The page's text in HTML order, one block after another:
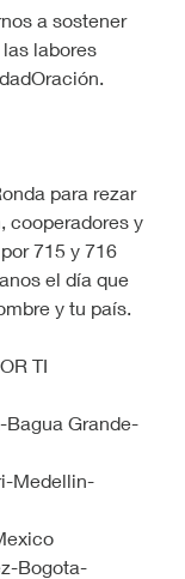
a sostener
labores
para rezar
cooperadores y
715 y 716
el día que
y tu país.
TI
Grande-
Medellin-
Bogota-